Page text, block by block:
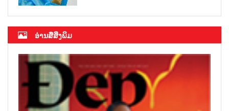
ອ່ານສື່ສິ່ງພິມ